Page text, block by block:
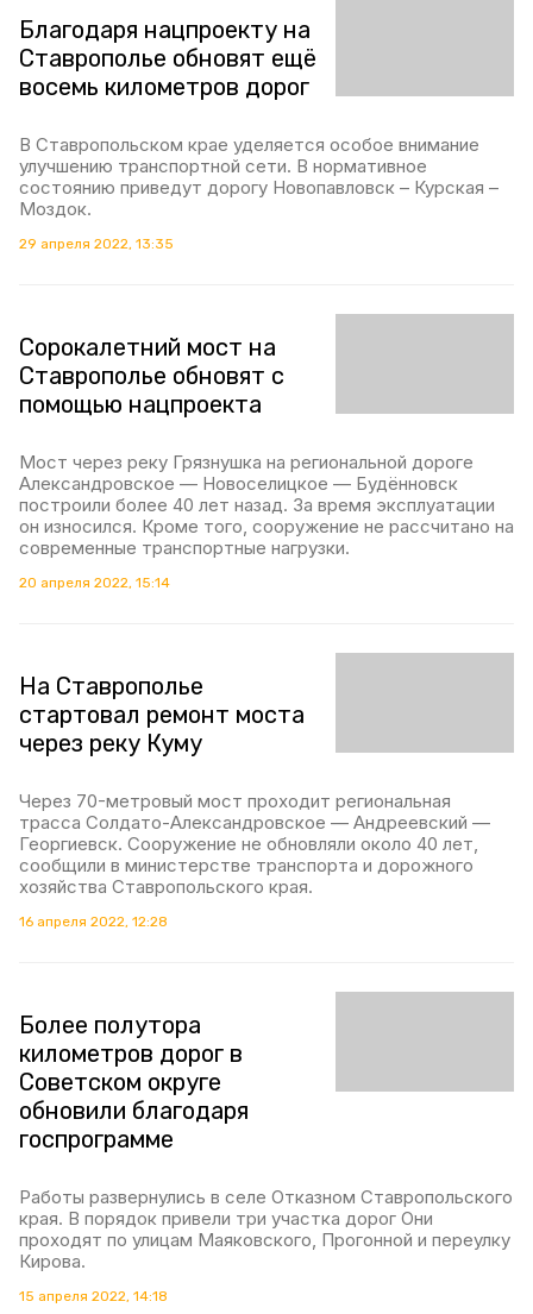
Благодаря нацпроекту на
Ставрополье обновят ещё
восемь километров дорог
В Ставропольском крае уделяется особое внимание
улучшению транспортной сети. В нормативное
состоянию приведут дорогу Новопавловск – Курская –
Моздок.
29 апреля 2022, 13:35
Сорокалетний мост на
Ставрополье обновят с
помощью нацпроекта
Мост через реку Грязнушка на региональной дороге
Александровское — Новоселицкое — Будённовск
построили более 40 лет назад. За время эксплуатации
он износился. Кроме того, сооружение не рассчитано на
современные транспортные нагрузки.
20 апреля 2022, 15:14
На Ставрополье
стартовал ремонт моста
через реку Куму
Через 70-метровый мост проходит региональная
трасса Солдато-Александровское — Андреевский —
Георгиевск. Сооружение не обновляли около 40 лет,
сообщили в министерстве транспорта и дорожного
хозяйства Ставропольского края.
16 апреля 2022, 12:28
Более полутора
километров дорог в
Советском округе
обновили благодаря
госпрограмме
Работы развернулись в селе Отказном Ставропольского
края. В порядок привели три участка дорог Они
проходят по улицам Маяковского, Прогонной и переулку
Кирова.
15 апреля 2022, 14:18